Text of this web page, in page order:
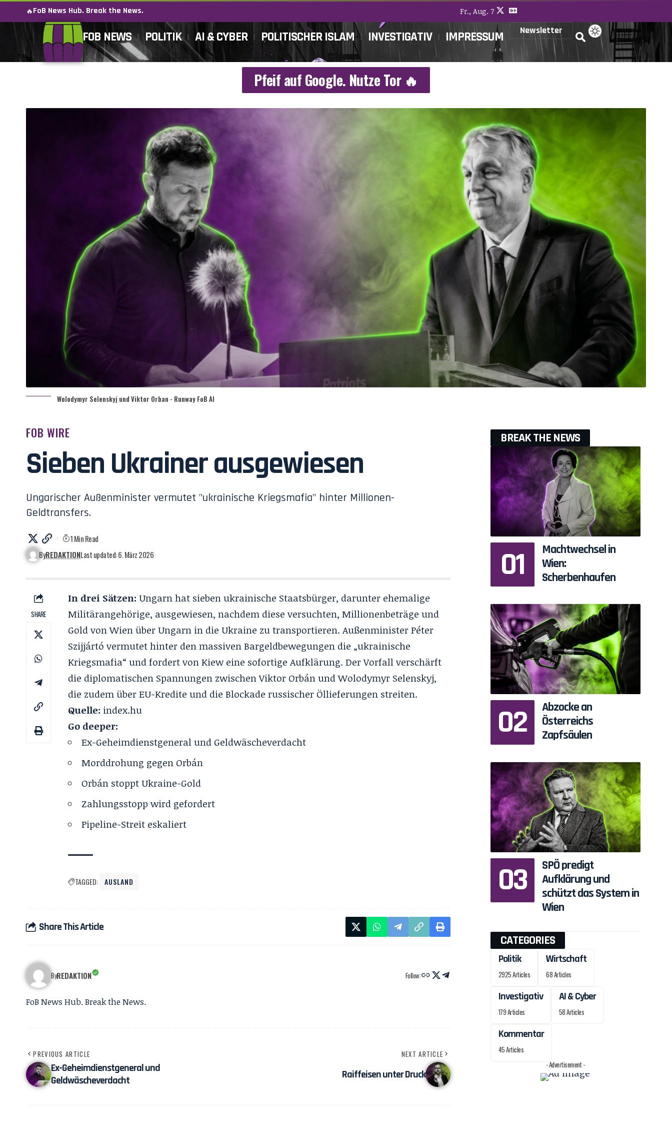
🔥FoB News Hub. Break the News. Fr., Aug. 7
FOB NEWS POLITIK AI & CYBER POLITISCHER ISLAM INVESTIGATIV IMPRESSUM Newsletter
Pfeif auf Google. Nutze Tor 🔥
Wolodymyr Selenskyj und Viktor Orban - Runway FoB AI
FOB WIRE
Sieben Ukrainer ausgewiesen
Ungarischer Außenminister vermutet "ukrainische Kriegsmafia" hinter Millionen-
Geldtransfers.
ByREDAKTIONLast updated: 6. März 2026
1 Min Read
SHARE
In drei Sätzen:Ungarn hat sieben ukrainische Staatsbürger, darunter ehemalige
Militärangehörige, ausgewiesen, nachdem diese versuchten, Millionenbeträge und
Gold von Wien über Ungarn in die Ukraine zu transportieren. Außenminister Péter
Szijjártó vermutet hinter den massiven Bargeldbewegungen die „ukrainische
Kriegsmafia“ und fordert von Kiew eine sofortige Aufklärung. Der Vorfall verschärft
die diplomatischen Spannungen zwischen Viktor Orbán und Wolodymyr Selenskyj,
die zudem über EU-Kredite und die Blockade russischer Öllieferungen streiten.
Quelle: index.hu
Go deeper:
Ex-Geheimdienstgeneral und Geldwäscheverdacht
Morddrohung gegen Orbán
Orbán stoppt Ukraine-Gold
Zahlungsstopp wird gefordert
Pipeline-Streit eskaliert
TAGGED: AUSLAND
Share This Article
ByREDAKTION Follow:
FoB News Hub. Break the News.
PREVIOUS ARTICLE
Ex-Geheimdienstgeneral und
Geldwäscheverdacht
NEXT ARTICLE
Raiffeisen unter Druck
BREAK THE NEWS
Machtwechsel in
Wien:
Scherbenhaufen
Abzocke an
Österreichs
Zapfsäulen
SPÖ predigt
Aufklärung und
schützt das System in
Wien
CATEGORIES
Politik
2925 Articles
Wirtschaft
68 Articles
Investigativ
179 Articles
AI & Cyber
58 Articles
Kommentar
45 Articles
- Advertisement -